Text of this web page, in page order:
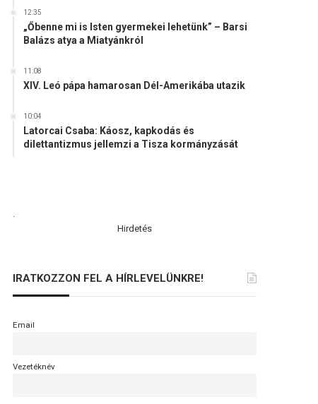
12:35
„Őbenne mi is Isten gyermekei lehetünk” – Barsi
Balázs atya a Miatyánkról
11:08
XIV. Leó pápa hamarosan Dél-Amerikába utazik
10:04
Latorcai Csaba: Káosz, kapkodás és
dilettantizmus jellemzi a Tisza kormányzását
.
Hirdetés
IRATKOZZON FEL A HÍRLEVELÜNKRE!
Email
Vezetéknév